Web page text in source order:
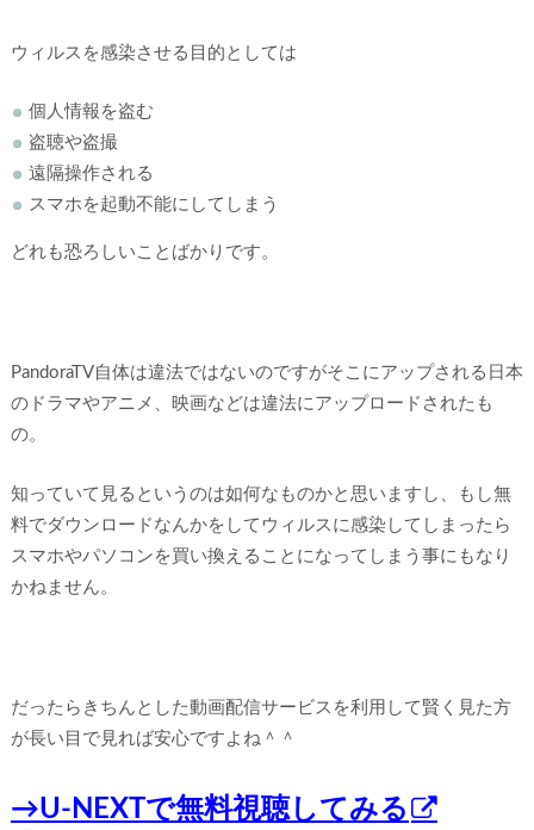
ウィルスを感染させる目的としては
個人情報を盗む
盗聴や盗撮
遠隔操作される
スマホを起動不能にしてしまう
どれも恐ろしいことばかりです。
PandoraTV自体は違法ではないのですがそこにアップされる日本
のドラマやアニメ、映画などは違法にアップロードされたも
の。
知っていて見るというのは如何なものかと思いますし、もし無
料でダウンロードなんかをしてウィルスに感染してしまったら
スマホやパソコンを買い換えることになってしまう事にもなり
かねません。
だったらきちんとした動画配信サービスを利用して賢く見た方
が長い目で見れば安心ですよね＾＾
→U-NEXTで無料視聴してみる